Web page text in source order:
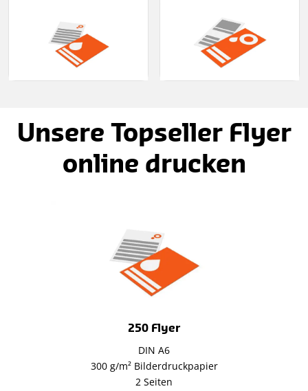
Unsere Topseller Flyer
online drucken
250 Flyer
DIN A6
300 g/m² Bilderdruckpapier
2 Seiten